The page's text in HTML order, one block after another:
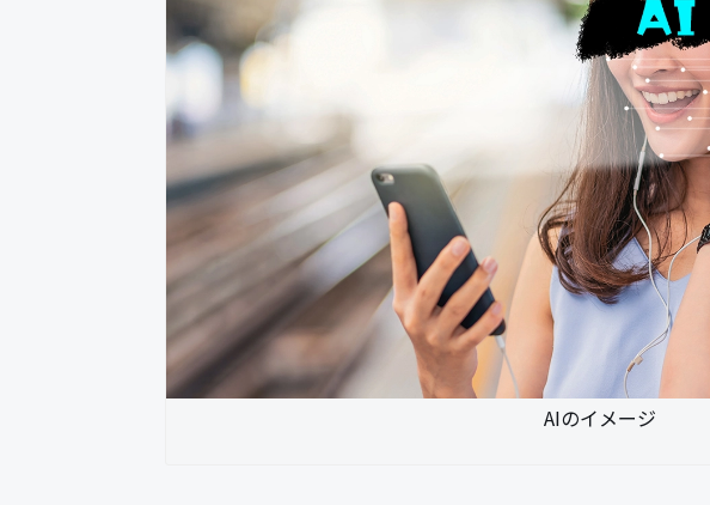
AIのイメージ